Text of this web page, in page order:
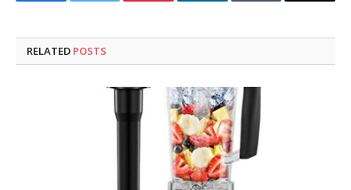
RELATED POSTS